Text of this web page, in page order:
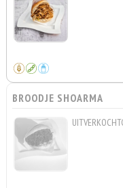
BROODJE SHOARMA